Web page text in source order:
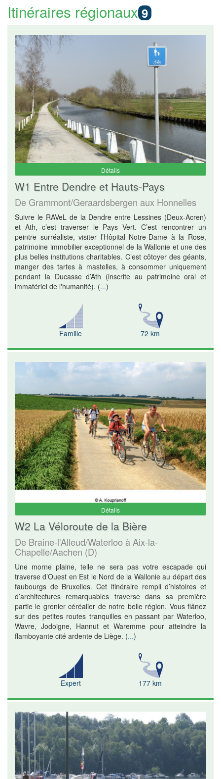
Itinéraires régionaux 9
Détails
W1 Entre Dendre et Hauts-Pays
De Grammont/Geraardsbergen aux Honnelles
Suivre le RAVeL de la Dendre entre Lessines (Deux-Acren)
et Ath, c’est traverser le Pays Vert. C’est rencontrer un
peintre surréaliste, visiter l’Hôpital Notre-Dame à la Rose,
patrimoine immobilier exceptionnel de la Wallonie et une des
plus belles institutions charitables. C’est côtoyer des géants,
manger des tartes à mastelles, à consommer uniquement
pendant la Ducasse d’Ath (inscrite au patrimoine oral et
immatériel de l'humanité). (...)
Famille 72 km
Détails
W2 La Véloroute de la Bière
De Braine-l'Alleud/Waterloo à Aix-la-
Chapelle/Aachen (D)
Une morne plaine, telle ne sera pas votre escapade qui
traverse d’Ouest en Est le Nord de la Wallonie au départ des
faubourgs de Bruxelles. Cet itinéraire rempli d’histoires et
d’architectures remarquables traverse dans sa première
partie le grenier céréalier de notre belle région. Vous flânez
sur des petites routes tranquilles en passant par Waterloo,
Wavre, Jodoigne, Hannut et Waremme pour atteindre la
flamboyante cité ardente de Liège. (...)
Expert 177 km